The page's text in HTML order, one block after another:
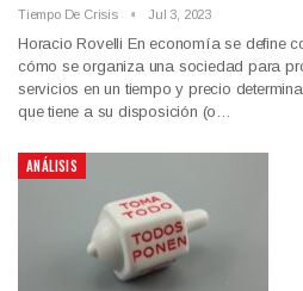
Tiempo De Crisis Jul 3, 2023
Horacio Rovelli En economía se define
cómo se organiza una sociedad para
servicios en un tiempo y precio
que tiene a su disposición (o…
ANÁLISIS